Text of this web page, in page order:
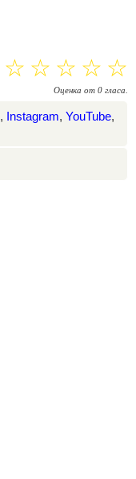
☆
☆
☆
☆
☆
Оценка от 0 гласа.
, Instagram, YouTube,